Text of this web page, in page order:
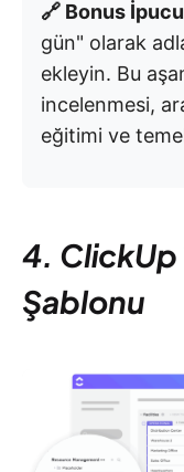
🔗 Bonus
gün" olarak
ekleyin. Bu
incelenmesi,
eğitimi ve
4. ClickUp
Şablonu